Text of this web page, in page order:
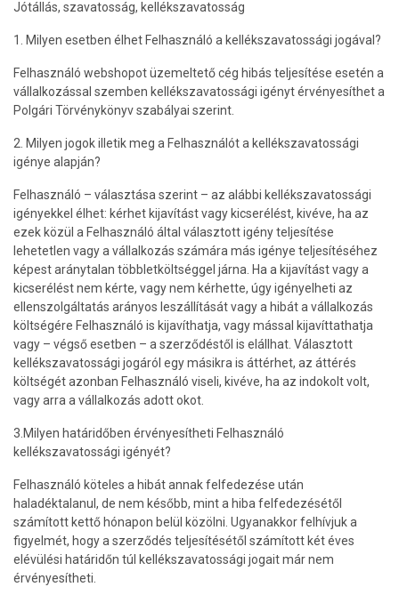
Jótállás, szavatosság, kellékszavatosság
1. Milyen esetben élhet Felhasználó a kellékszavatossági jogával?
Felhasználó webshopot üzemeltető cég hibás teljesítése esetén a
vállalkozással szemben kellékszavatossági igényt érvényesíthet a
Polgári Törvénykönyv szabályai szerint.
2. Milyen jogok illetik meg a Felhasználót a kellékszavatossági
igénye alapján?
Felhasználó – választása szerint – az alábbi kellékszavatossági
igényekkel élhet: kérhet kijavítást vagy kicserélést, kivéve, ha az
ezek közül a Felhasználó által választott igény teljesítése
lehetetlen vagy a vállalkozás számára más igénye teljesítéséhez
képest aránytalan többletköltséggel járna. Ha a kijavítást vagy a
kicserélést nem kérte, vagy nem kérhette, úgy igényelheti az
ellenszolgáltatás arányos leszállítását vagy a hibát a vállalkozás
költségére Felhasználó is kijavíthatja, vagy mással kijavíttathatja
vagy – végső esetben – a szerződéstől is elállhat. Választott
kellékszavatossági jogáról egy másikra is áttérhet, az áttérés
költségét azonban Felhasználó viseli, kivéve, ha az indokolt volt,
vagy arra a vállalkozás adott okot.
3.Milyen határidőben érvényesítheti Felhasználó
kellékszavatossági igényét?
Felhasználó köteles a hibát annak felfedezése után
haladéktalanul, de nem később, mint a hiba felfedezésétől
számított kettő hónapon belül közölni. Ugyanakkor felhívjuk a
figyelmét, hogy a szerződés teljesítésétől számított két éves
elévülési határidőn túl kellékszavatossági jogait már nem
érvényesítheti.